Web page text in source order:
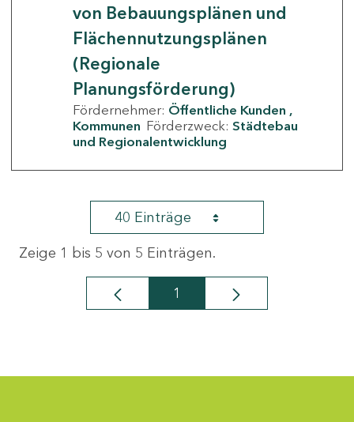
von Bebauungsplänen und
Flächennutzungsplänen
(Regionale
Planungsförderung)
Fördernehmer: Öffentliche Kunden
Kommunen Förderzweck: Städtebau
und Regionalentwicklung
40 Einträge
Zeige 1 bis 5 von 5 Einträgen.
Seite
1